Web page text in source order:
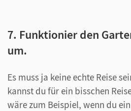
7. Funktionier den
um.
Es muss ja keine echte Reise
kannst du für ein bisschen
wäre zum Beispiel, wenn du